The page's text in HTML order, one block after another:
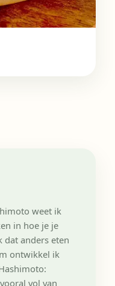
weet ik
in hoe je je
dat anders eten
ontwikkel ik
vol van